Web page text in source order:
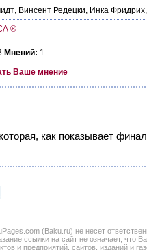
, Винсент Редецки, Инка Фридрих,
®
Мнений: 1
Ваше мнение
как показывает
(Baku.ru) не несет
ссылки на сайт не означает,
и предприятий, сайтов, изданий и